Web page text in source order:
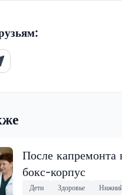
После капремонта
бокс-корпус
Дети Здоровье